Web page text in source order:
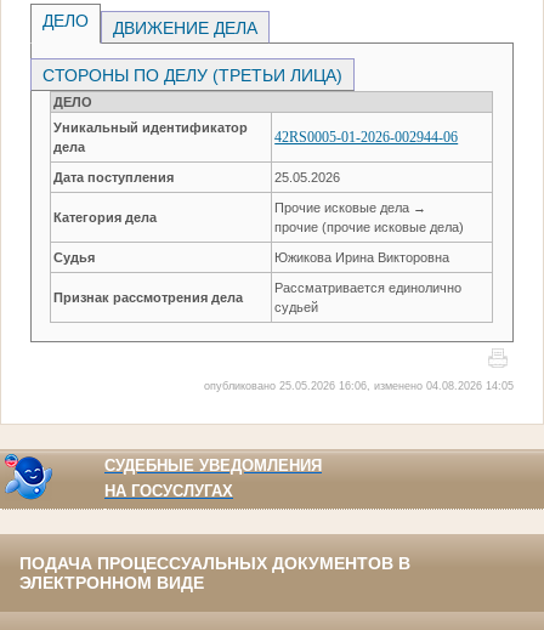
ДЕЛО ДВИЖЕНИЕ ДЕЛА
СТОРОНЫ ПО ДЕЛУ (ТРЕТЬИ ЛИЦА)
ДЕЛО
Уникальный идентификатор
дела
42RS0005-01-2026-002944-06
Дата поступления 25.05.2026
Категория дела
Прочие исковые дела →
прочие (прочие исковые дела)
Судья Южикова Ирина Викторовна
Признак рассмотрения дела
Рассматривается единолично
судьей
опубликовано 25.05.2026 16:06, изменено 04.08.2026 14:05
СУДЕБНЫЕ УВЕДОМЛЕНИЯ
НА ГОСУСЛУГАХ
ПОДАЧА ПРОЦЕССУАЛЬНЫХ ДОКУМЕНТОВ В
ЭЛЕКТРОННОМ ВИДЕ